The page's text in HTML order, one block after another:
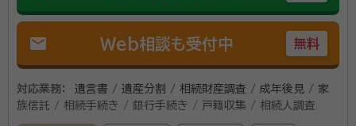
mail Web相談も受付中 無料
対応業務：
遺言書 / 遺産分割 / 相続財産調査 / 成年後見 / 家
族信託 / 相続手続き / 銀行手続き / 戸籍収集 / 相続人調査